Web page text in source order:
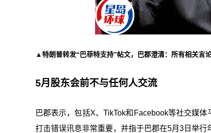
▲特朗普转发“巴菲特支持”帖文，巴郡澄清：所有相关言论
5月股东会前不与任何人交流
巴郡表示，包括X、TikTok和Facebook等社交媒
打击错误讯息非常重要，并指于巴郡在5月3日举行